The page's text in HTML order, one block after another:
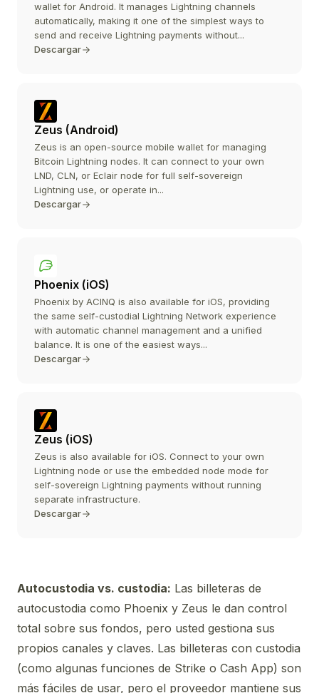
wallet for Android. It manages Lightning channels
automatically, making it one of the simplest ways to
send and receive Lightning payments without...
Descargar
Zeus (Android)
Zeus is an open-source mobile wallet for managing
Bitcoin Lightning nodes. It can connect to your own
LND, CLN, or Eclair node for full self-sovereign
Lightning use, or operate in...
Descargar
Phoenix (iOS)
Phoenix by ACINQ is also available for iOS, providing
the same self-custodial Lightning Network experience
with automatic channel management and a unified
balance. It is one of the easiest ways...
Descargar
Zeus (iOS)
Zeus is also available for iOS. Connect to your own
Lightning node or use the embedded node mode for
self-sovereign Lightning payments without running
separate infrastructure.
Descargar
Autocustodia vs. custodia: Las billeteras de
autocustodia como Phoenix y Zeus le dan control
total sobre sus fondos, pero usted gestiona sus
propios canales y claves. Las billeteras con custodia
(como algunas funciones de Strike o Cash App) son
más fáciles de usar, pero el proveedor mantiene sus